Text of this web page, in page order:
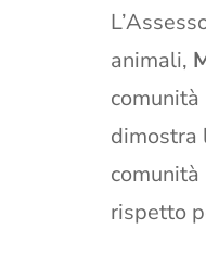
animali,
dimostra
rispetto